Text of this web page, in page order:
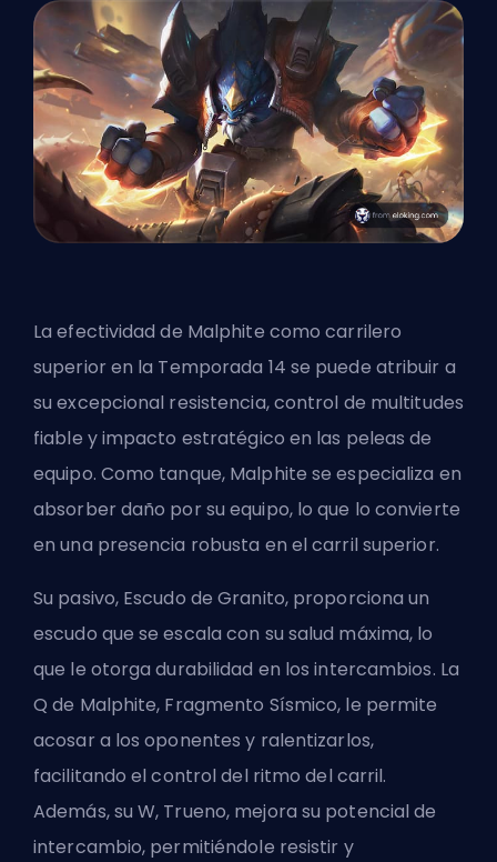
La efectividad de Malphite como carrilero
superior en la Temporada 14 se puede atribuir a
su excepcional resistencia, control de multitudes
fiable y impacto estratégico en las peleas de
equipo. Como tanque, Malphite se especializa en
absorber daño por su equipo, lo que lo convierte
en una presencia robusta en el carril superior.
Su pasivo, Escudo de Granito, proporciona un
escudo que se escala con su salud máxima, lo
que le otorga durabilidad en los intercambios. La
Q de Malphite, Fragmento Sísmico, le permite
acosar a los oponentes y ralentizarlos,
facilitando el control del ritmo del carril.
Además, su W, Trueno, mejora su potencial de
intercambio, permitiéndole resistir y